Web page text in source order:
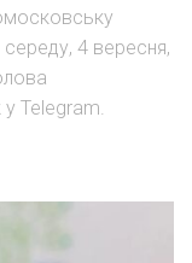
середу, 4 вересня,
Telegram.